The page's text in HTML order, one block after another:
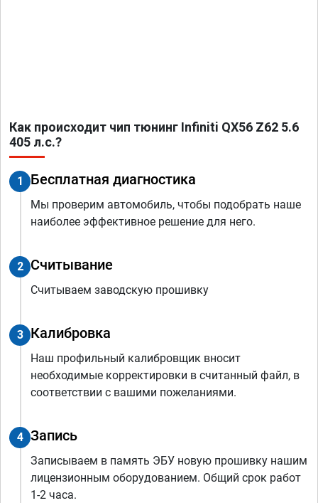
Как происходит чип тюнинг Infiniti QX56 Z62 5.6
405 л.с.?
1 Бесплатная диагностика
Мы проверим автомобиль, чтобы подобрать наше
наиболее эффективное решение для него.
2 Считывание
Считываем заводскую прошивку
3 Калибровка
Наш профильный калибровщик вносит
необходимые корректировки в считанный файл, в
соответствии с вашими пожеланиями.
4 Запись
Записываем в память ЭБУ новую прошивку нашим
лицензионным оборудованием. Общий срок работ
1-2 часа.